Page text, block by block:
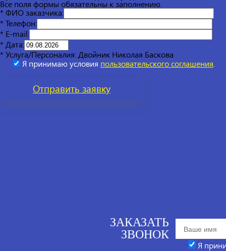
Все поля формы обязательны к заполнению.
* ФИО заказчика:
* Телефон:
* E-mail:
* Дата:
* Услуга/Персоналия: Двойник Николая Баскова
Я принимаю условия пользовательского соглашения
Отправить заявку
ЗАКАЗАТЬ
ЗВОНОК
Я